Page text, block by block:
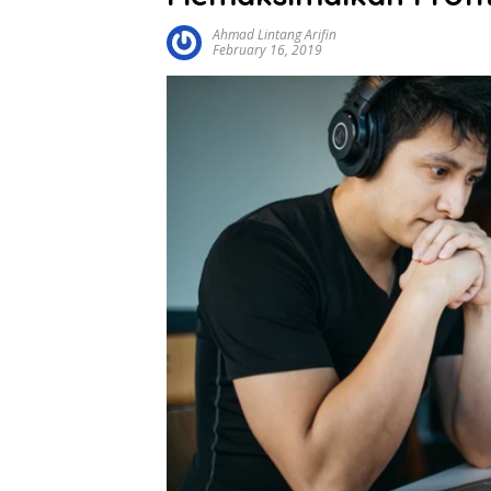
Ahmad Lintang Arifin
February 16, 2019